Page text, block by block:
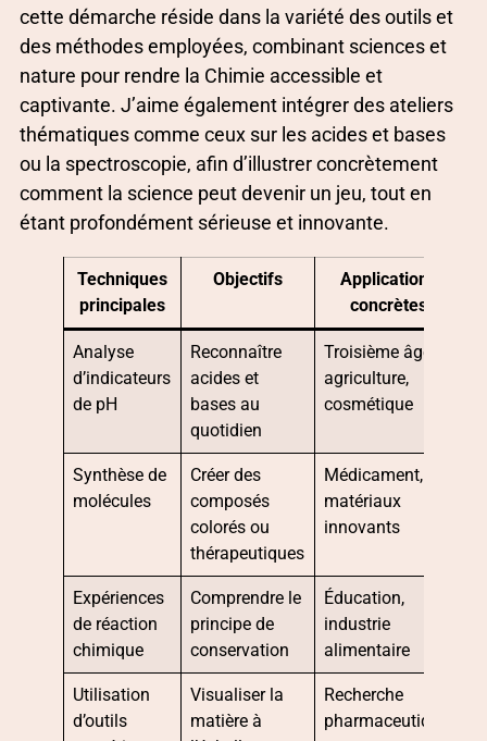
cette démarche réside dans la variété des outils et
des méthodes employées, combinant sciences et
nature pour rendre la Chimie accessible et
captivante. J’aime également intégrer des ateliers
thématiques comme ceux sur les acides et bases
ou la spectroscopie, afin d’illustrer concrètement
comment la science peut devenir un jeu, tout en
étant profondément sérieuse et innovante.
Techniques
principales
Objectifs
Applications
concrètes
Analyse
d’indicateurs
de pH
Reconnaître
acides et
bases au
quotidien
Troisième âge,
agriculture,
cosmétique
Synthèse de
molécules
Créer des
composés
colorés ou
thérapeutiques
Médicament,
matériaux
innovants
Expériences
de réaction
chimique
Comprendre le
principe de
conservation
Éducation,
industrie
alimentaire
Utilisation
d’outils
Visualiser la
matière à
Recherche
pharmaceutique,